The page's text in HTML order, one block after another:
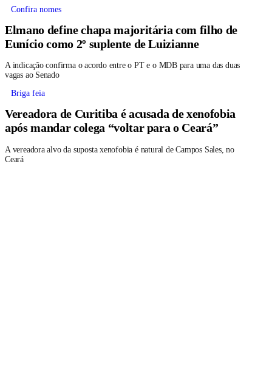
Confira nomes
Elmano define chapa majoritária com filho de
Eunício como 2º suplente de Luizianne
A indicação confirma o acordo entre o PT e o MDB para uma das duas
vagas ao Senado
Briga feia
Vereadora de Curitiba é acusada de xenofobia
após mandar colega “voltar para o Ceará”
A vereadora alvo da suposta xenofobia é natural de Campos Sales, no
Ceará